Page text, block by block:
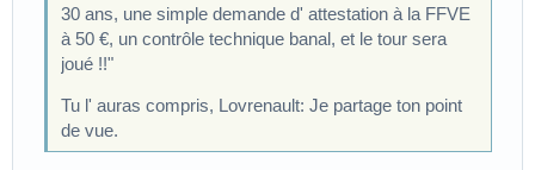
30 ans, une simple demande d' attestation à la FFVE
à 50 €, un contrôle technique banal, et le tour sera
joué !!"
Tu l' auras compris, Lovrenault: Je partage ton point
de vue.